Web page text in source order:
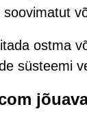
ostma
süsteemi